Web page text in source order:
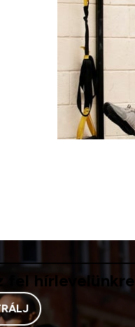
fel hírlevelünkre